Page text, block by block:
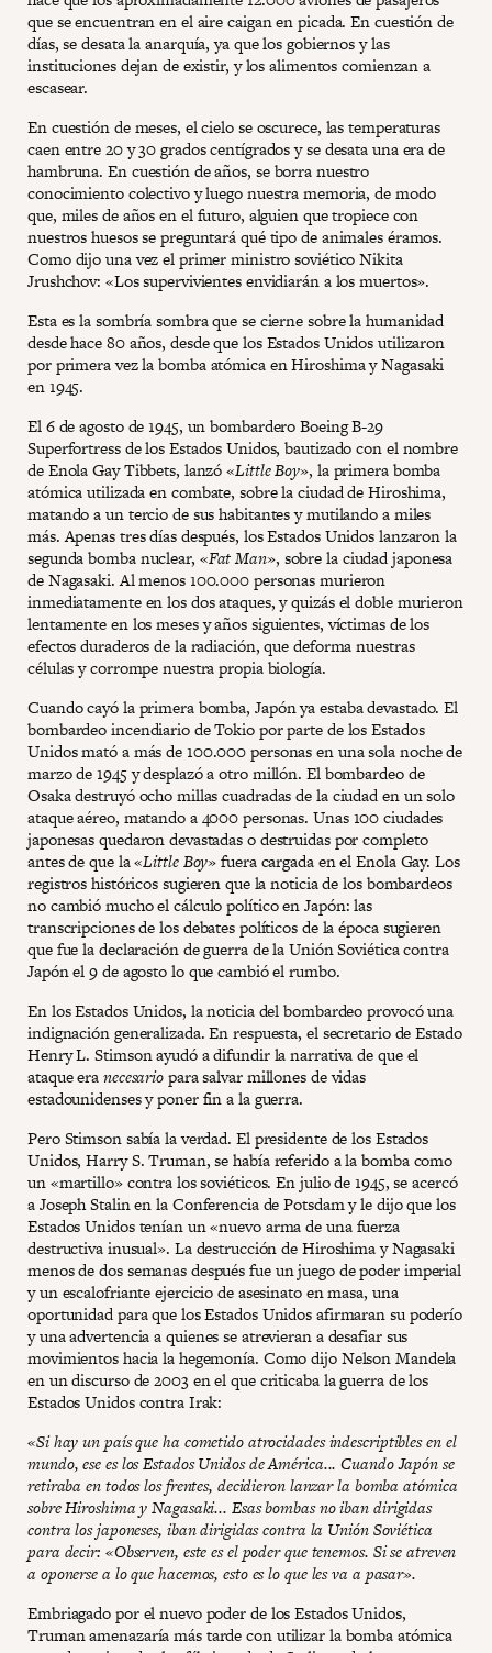
que se encuentran en el aire caigan en picada. En cuestión de
días, se desata la anarquía, ya que los gobiernos y las
instituciones dejan de existir, y los alimentos comienzan a
escasear.
En cuestión de meses, el cielo se oscurece, las temperaturas
caen entre 20 y 30 grados centígrados y se desata una era de
hambruna. En cuestión de años, se borra nuestro
conocimiento colectivo y luego nuestra memoria, de modo
que, miles de años en el futuro, alguien que tropiece con
nuestros huesos se preguntará qué tipo de animales éramos.
Como dijo una vez el primer ministro soviético Nikita
Jrushchov: «Los supervivientes envidiarán a los muertos».
Esta es la sombría sombra que se cierne sobre la humanidad
desde hace 80 años, desde que los Estados Unidos utilizaron
por primera vez la bomba atómica en Hiroshima y Nagasaki
en 1945.
El 6 de agosto de 1945, un bombardero Boeing B-29
Superfortress de los Estados Unidos, bautizado con el nombre
de Enola Gay Tibbets, lanzó «Little Boy», la primera bomba
atómica utilizada en combate, sobre la ciudad de Hiroshima,
matando a un tercio de sus habitantes y mutilando a miles
más. Apenas tres días después, los Estados Unidos lanzaron la
segunda bomba nuclear, «Fat Man», sobre la ciudad japonesa
de Nagasaki. Al menos 100.000 personas murieron
inmediatamente en los dos ataques, y quizás el doble murieron
lentamente en los meses y años siguientes, víctimas de los
efectos duraderos de la radiación, que deforma nuestras
células y corrompe nuestra propia biología.
Cuando cayó la primera bomba, Japón ya estaba devastado. El
bombardeo incendiario de Tokio por parte de los Estados
Unidos mató a más de 100.000 personas en una sola noche de
marzo de 1945 y desplazó a otro millón. El bombardeo de
Osaka destruyó ocho millas cuadradas de la ciudad en un solo
ataque aéreo, matando a 4000 personas. Unas 100 ciudades
japonesas quedaron devastadas o destruidas por completo
antes de que la «Little Boy» fuera cargada en el Enola Gay. Los
registros históricos sugieren que la noticia de los bombardeos
no cambió mucho el cálculo político en Japón: las
transcripciones de los debates políticos de la época sugieren
que fue la declaración de guerra de la Unión Soviética contra
Japón el 9 de agosto lo que cambió el rumbo.
En los Estados Unidos, la noticia del bombardeo provocó una
indignación generalizada. En respuesta, el secretario de Estado
Henry L. Stimson ayudó a difundir la narrativa de que el
ataque eranecesariopara salvar millones de vidas
estadounidenses y poner fin a la guerra.
Pero Stimson sabía la verdad. El presidente de los Estados
Unidos, Harry S. Truman, se había referido a la bomba como
un «martillo» contra los soviéticos. En julio de 1945, se acercó
a Joseph Stalin en la Conferencia de Potsdam y le dijo que los
Estados Unidos tenían un «nuevo arma de una fuerza
destructiva inusual». La destrucción de Hiroshima y Nagasaki
menos de dos semanas después fue un juego de poder imperial
y un escalofriante ejercicio de asesinato en masa, una
oportunidad para que los Estados Unidos afirmaran su poderío
y una advertencia a quienes se atrevieran a desafiar sus
movimientos hacia la hegemonía. Como dijo Nelson Mandela
en un discurso de 2003 en el que criticaba la guerra de los
Estados Unidos contra Irak:
«Si hay un país que ha cometido atrocidades indescriptibles en el
mundo, ese es los Estados Unidos de América... Cuando Japón se
retiraba en todos los frentes, decidieron lanzar la bomba atómica
sobre Hiroshima y Nagasaki... Esas bombas no iban dirigidas
contra los japoneses, iban dirigidas contra la Unión Soviética
para decir: «Observen, este es el poder que tenemos. Si se atreven
a oponerse a lo que hacemos, esto es lo que les va a pasar».
Embriagado por el nuevo poder de los Estados Unidos,
Truman amenazaría más tarde con utilizar la bomba atómica